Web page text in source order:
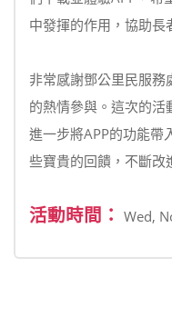
中發揮的作用，協助長
非常感謝鄧公里民服務
的熱情參與。這次的活
進一步將APP的功能帶
些寶貴的回饋，不斷改
活動時間： Wed,